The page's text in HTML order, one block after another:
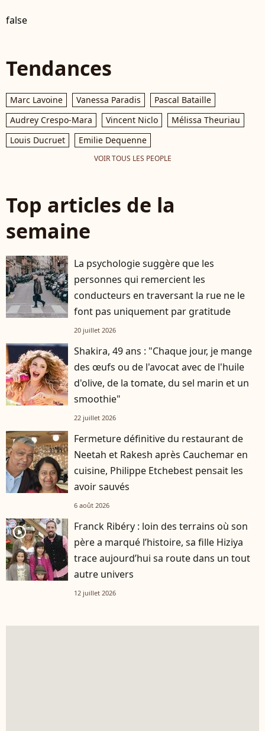
false
Tendances
Marc Lavoine Vanessa Paradis
Pascal Bataille
Audrey Crespo-Mara
Vincent Niclo
Mélissa Theuriau
Louis Ducruet
Emilie Dequenne
VOIR TOUS LES PEOPLE
Top articles de la
semaine
La psychologie suggère que les
personnes qui remercient les
conducteurs en traversant la rue ne le
font pas uniquement par gratitude
20 juillet 2026
Shakira, 49 ans : "Chaque jour, je mange
des œufs ou de l'avocat avec de l'huile
d'olive, de la tomate, du sel marin et un
smoothie"
22 juillet 2026
Fermeture définitive du restaurant de
Neetah et Rakesh après Cauchemar en
cuisine, Philippe Etchebest pensait les
avoir sauvés
6 août 2026
player2
Franck Ribéry : loin des terrains où son
père a marqué l’histoire, sa fille Hiziya
trace aujourd’hui sa route dans un tout
autre univers
12 juillet 2026